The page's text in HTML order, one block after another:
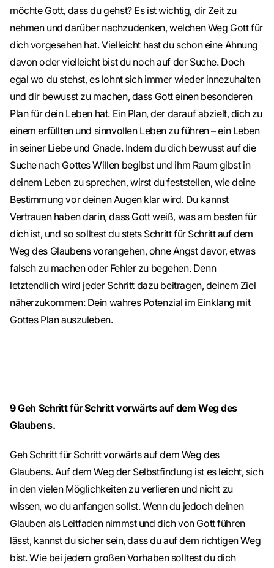
möchte Gott, dass du gehst? Es ist wichtig, dir Zeit zu
nehmen und darüber nachzudenken, welchen Weg Gott für
dich vorgesehen hat. Vielleicht hast du schon eine Ahnung
davon oder vielleicht bist du noch auf der Suche. Doch
egal wo du stehst, es lohnt sich immer wieder innezuhalten
und dir bewusst zu machen, dass Gott einen besonderen
Plan für dein Leben hat. Ein Plan, der darauf abzielt, dich zu
einem erfüllten und sinnvollen Leben zu führen – ein Leben
in seiner Liebe und Gnade. Indem du dich bewusst auf die
Suche nach Gottes Willen begibst und ihm Raum gibst in
deinem Leben zu sprechen, wirst du feststellen, wie deine
Bestimmung vor deinen Augen klar wird. Du kannst
Vertrauen haben darin, dass Gott weiß, was am besten für
dich ist, und so solltest du stets Schritt für Schritt auf dem
Weg des Glaubens vorangehen, ohne Angst davor, etwas
falsch zu machen oder Fehler zu begehen. Denn
letztendlich wird jeder Schritt dazu beitragen, deinem Ziel
näherzukommen: Dein wahres Potenzial im Einklang mit
Gottes Plan auszuleben.
9Geh Schritt für Schritt vorwärts auf dem Weg des
Glaubens.
Geh Schritt für Schritt vorwärts auf dem Weg des
Glaubens. Auf dem Weg der Selbstfindung ist es leicht, sich
in den vielen Möglichkeiten zu verlieren und nicht zu
wissen, wo du anfangen sollst. Wenn du jedoch deinen
Glauben als Leitfaden nimmst und dich von Gott führen
lässt, kannst du sicher sein, dass du auf dem richtigen Weg
bist. Wie bei jedem großen Vorhaben solltest du dich